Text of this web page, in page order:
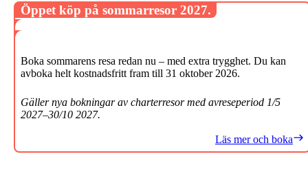
Öppet köp på sommarresor 2027.
Boka sommarens resa redan nu – med extra trygghet. Du kan
avboka helt kostnadsfritt fram till 31 oktober 2026.
Gäller nya bokningar av charterresor med avreseperiod 1/5
2027–30/10 2027.
Läs mer och boka